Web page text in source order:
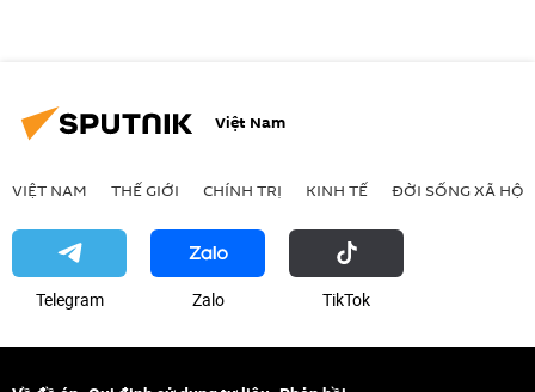
Việt Nam
VIỆT NAM THẾ GIỚI CHÍNH TRỊ KINH TẾ ĐỜI SỐNG XÃ HỘI
Telegram Zalo ТikТоk